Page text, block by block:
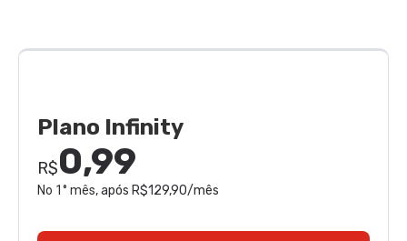
Plano Infinity
R$0,99
No 1° mês, após R$129,90/mês